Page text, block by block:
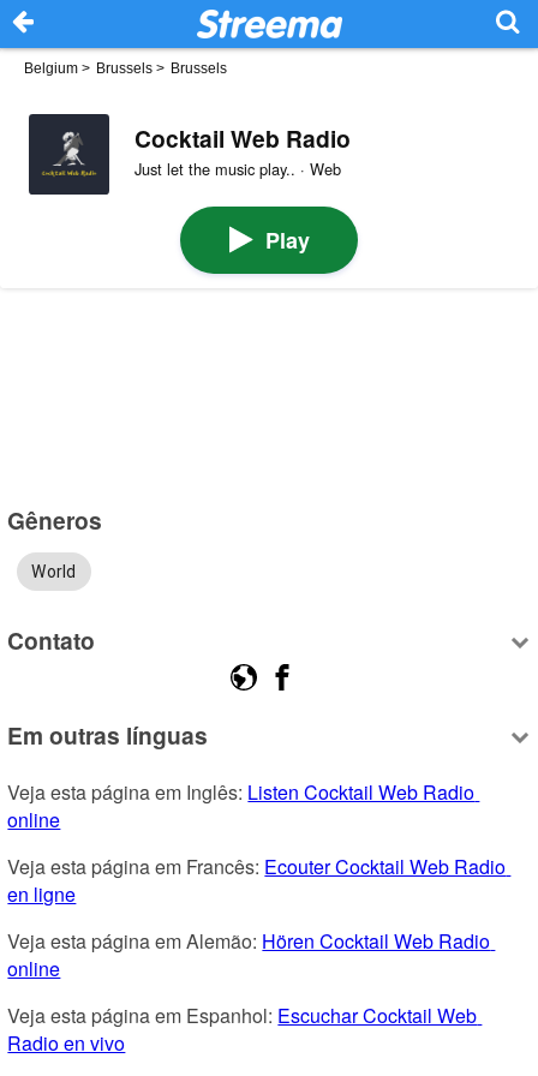
Belgium > Brussels > Brussels
Cocktail Web Radio
Just let the music play.. · Web
Play
Gêneros
World
Contato
Em outras línguas
Veja esta página em Inglês: Listen Cocktail Web Radio
online
Veja esta página em Francês: Ecouter Cocktail Web Radio
en ligne
Veja esta página em Alemão: Hören Cocktail Web Radio
online
Veja esta página em Espanhol: Escuchar Cocktail Web
Radio en vivo